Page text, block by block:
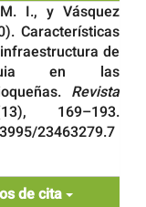
I., y Vásquez
Características
de
en las
Revista
169–193.
23463279.7
de cita